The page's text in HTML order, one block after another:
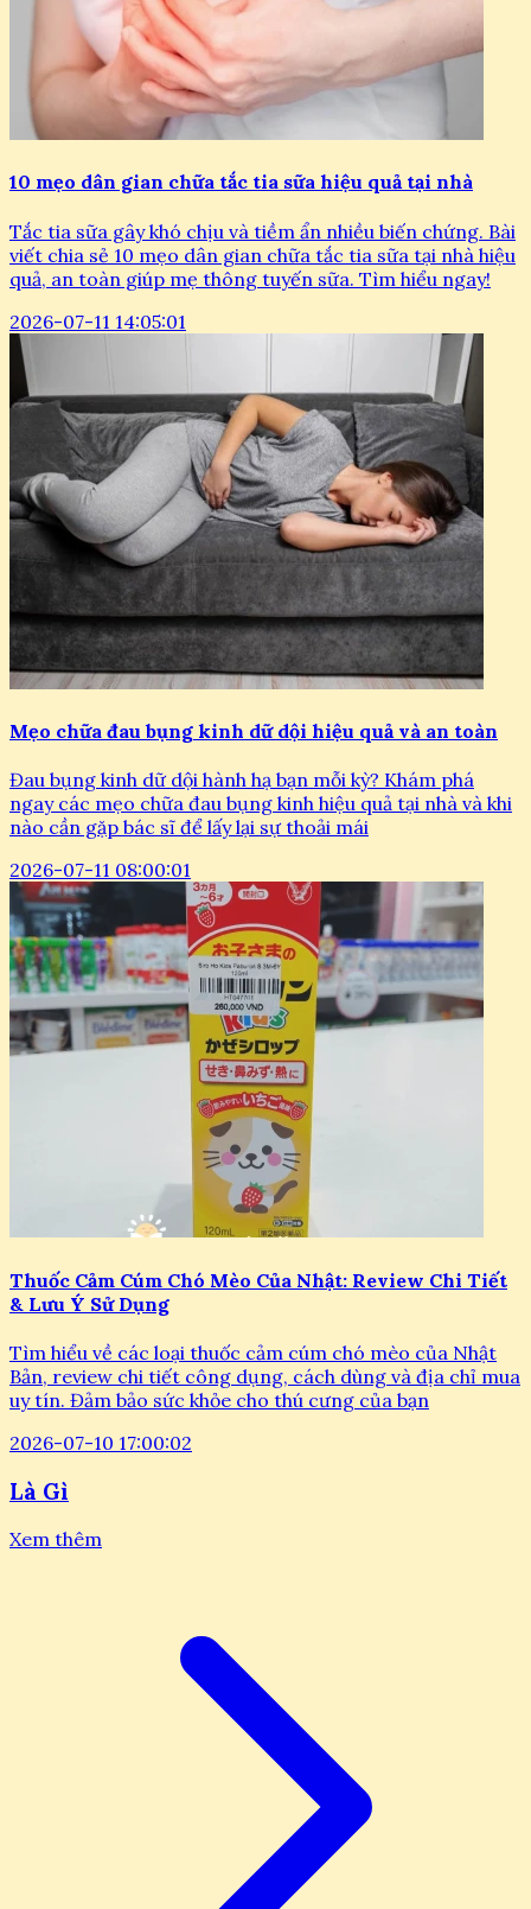
10 mẹo dân gian chữa tắc tia sữa hiệu quả tại nhà
Tắc tia sữa gây khó chịu và tiềm ẩn nhiều biến chứng. Bài
viết chia sẻ 10 mẹo dân gian chữa tắc tia sữa tại nhà hiệu
quả, an toàn giúp mẹ thông tuyến sữa. Tìm hiểu ngay!
2026-07-11 14:05:01
Mẹo chữa đau bụng kinh dữ dội hiệu quả và an toàn
Đau bụng kinh dữ dội hành hạ bạn mỗi kỳ? Khám phá
ngay các mẹo chữa đau bụng kinh hiệu quả tại nhà và khi
nào cần gặp bác sĩ để lấy lại sự thoải mái
2026-07-11 08:00:01
Thuốc Cảm Cúm Chó Mèo Của Nhật: Review Chi Tiết
& Lưu Ý Sử Dụng
Tìm hiểu về các loại thuốc cảm cúm chó mèo của Nhật
Bản, review chi tiết công dụng, cách dùng và địa chỉ mua
uy tín. Đảm bảo sức khỏe cho thú cưng của bạn
2026-07-10 17:00:02
Là Gì
Xem thêm